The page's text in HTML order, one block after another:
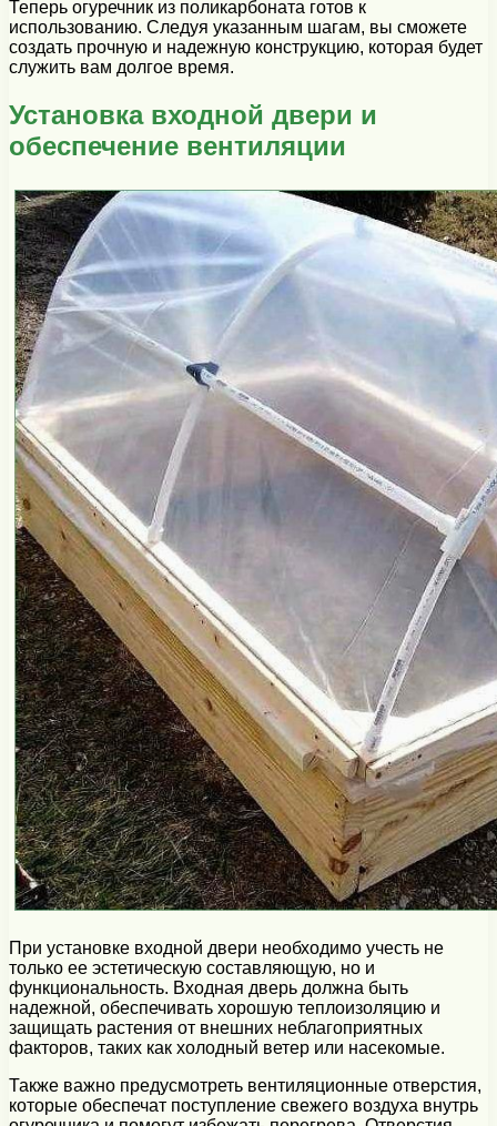
Теперь огуречник из поликарбоната готов к
использованию. Следуя указанным шагам, вы сможете
создать прочную и надежную конструкцию, которая будет
служить вам долгое время.
Установка входной двери и
обеспечение вентиляции
При установке входной двери необходимо учесть не
только ее эстетическую составляющую, но и
функциональность. Входная дверь должна быть
надежной, обеспечивать хорошую теплоизоляцию и
защищать растения от внешних неблагоприятных
факторов, таких как холодный ветер или насекомые.
Также важно предусмотреть вентиляционные отверстия,
которые обеспечат поступление свежего воздуха внутрь